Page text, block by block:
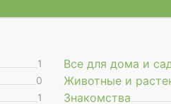
1 Все для дома и
0 Животные и
1 Знакомства